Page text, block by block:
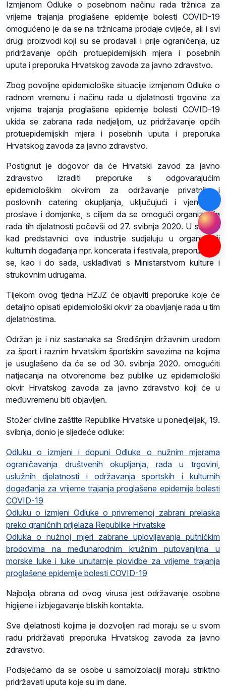
Izmjenom Odluke o posebnom načinu rada tržnica za
vrijeme trajanja proglašene epidemije bolesti COVID-19
omogućeno je da se na tržnicama prodaje cvijeće, ali i svi
drugi proizvodi koji su se prodavali i prije ograničenja, uz
pridržavanje općih protuepidemijskih mjera i posebnih
uputa i preporuka Hrvatskog zavoda za javno zdravstvo.
Zbog povoljne epidemiološke situacije izmjenom Odluke o
radnom vremenu i načinu rada u djelatnosti trgovine za
vrijeme trajanja proglašene epidemije bolesti COVID-19
ukida se zabrana rada nedjeljom, uz pridržavanje općih
protuepidemijskih mjera i posebnih uputa i preporuka
Hrvatskog zavoda za javno zdravstvo.
Postignut je dogovor da će Hrvatski zavod za javno
zdravstvo izraditi preporuke s odgovarajućim
epidemiološkim okvirom za održavanje privatnih i
poslovnih catering okupljanja, uključujući i vjenčanja,
proslave i domjenke, s ciljem da se omogući organizacija
rada tih djelatnosti počevši od 27. svibnja 2020. U slučaju
kad predstavnici ove industrije sudjeluju u organizaciji
kulturnih događanja npr. koncerata i festivala, preporuke će
se, kao i do sada, usklađivati s Ministarstvom kulture i
strukovnim udrugama.
Tijekom ovog tjedna HZJZ će objaviti preporuke koje će
detaljno opisati epidemiološki okvir za obavljanje rada u tim
djelatnostima.
Održan je i niz sastanaka sa Središnjim državnim uredom
za šport i raznim hrvatskim športskim savezima na kojima
je usuglašeno da će se od 30. svibnja 2020. omogućiti
natjecanja na otvorenome bez publike uz epidemiološki
okvir Hrvatskog zavoda za javno zdravstvo koji će u
međuvremenu biti objavljen.
Stožer civilne zaštite Republike Hrvatske u ponedjeljak, 19.
svibnja, donio je sljedeće odluke:
Odluku o izmjeni i dopuni Odluke o nužnim mjerama
ograničavanja društvenih okupljanja, rada u trgovini,
uslužnih djelatnosti i održavanja sportskih i kulturnih
događanja za vrijeme trajanja proglašene epidemije bolesti
COVID-19
Odluku o izmjeni Odluke o privremenoj zabrani prelaska
preko graničnih prijelaza Republike Hrvatske
Odluka o nužnoj mjeri zabrane uplovljavanja putničkim
brodovima na međunarodnim kružnim putovanjima u
morske luke i luke unutarnje plovidbe za vrijeme trajanja
proglašene epidemije bolesti COVID-19
Najbolja obrana od ovog virusa jest održavanje osobne
higijene i izbjegavanje bliskih kontakta.
Sve djelatnosti kojima je dozvoljen rad moraju se u svom
radu pridržavati preporuka Hrvatskog zavoda za javno
zdravstvo.
Podsjećamo da se osobe u samoizolaciji moraju striktno
pridržavati uputa koje su im dane.